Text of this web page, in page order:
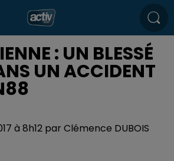
: UN BLESSÉ
UN ACCIDENT
à 8h12 par Clémence DUBOIS